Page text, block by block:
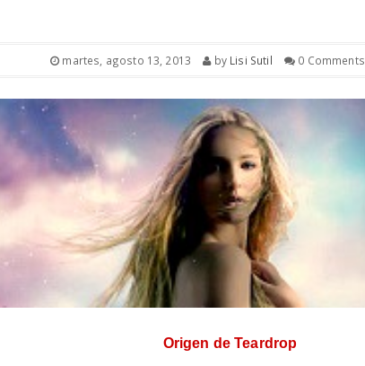
martes, agosto 13, 2013 by Lisi Sutil 0 Comments
Origen de Teardrop